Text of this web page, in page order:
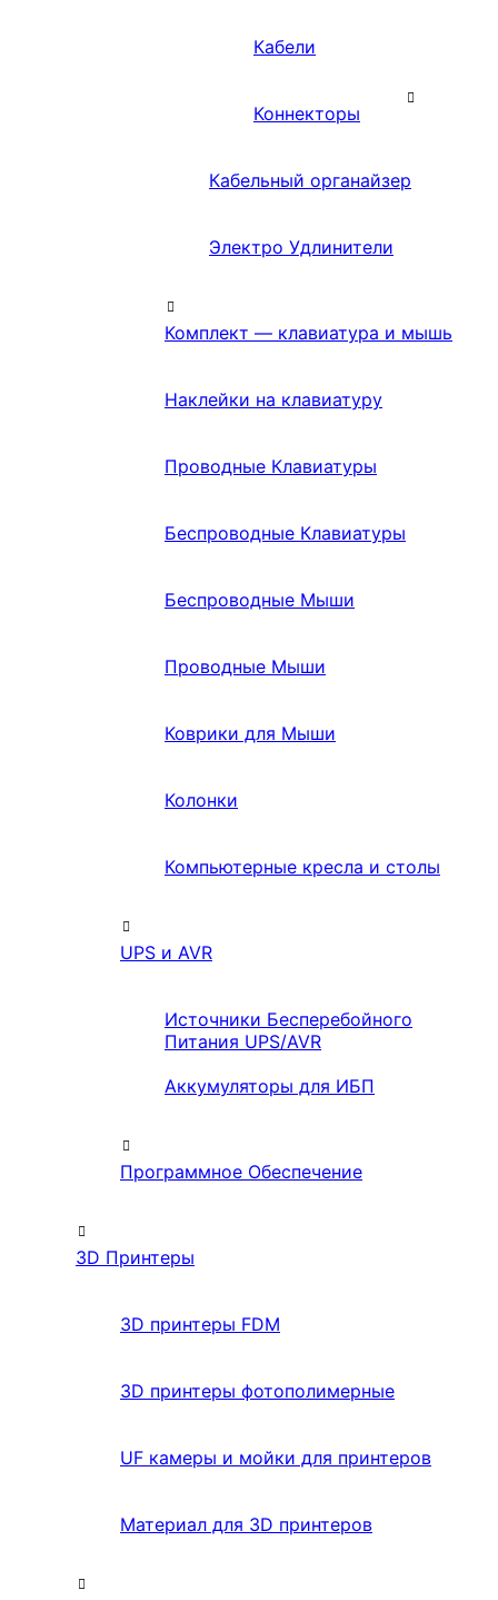
Кабели
Коннекторы
Кабельный органайзер
Электро Удлинители
Комплект — клавиатура и мышь
Наклейки на клавиатуру
Проводные Клавиатуры
Беспроводные Клавиатуры
Беспроводные Мыши
Проводные Мыши
Коврики для Мыши
Колонки
Компьютерные кресла и столы
UPS и AVR
Источники Бесперебойного
Питания UPS/AVR
Аккумуляторы для ИБП
Программное Обеспечение
3D Принтеры
3D принтеры FDM
3D принтеры фотополимерные
UF камеры и мойки для принтеров
Материал для 3D принтеров